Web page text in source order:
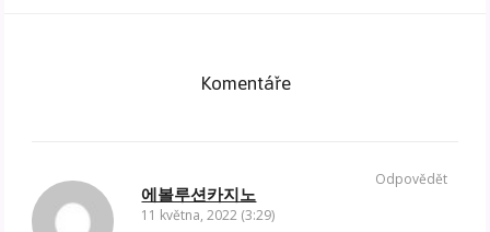
Komentáře
에볼루션카지노
11 května, 2022 (3:29)
Odpovědět